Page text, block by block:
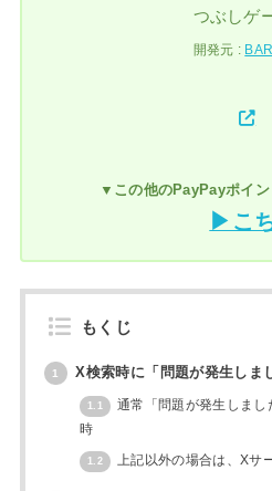
つぶしゲ
開発元 :
▼この他のPayPayポイン
▶こ
もくじ
1 X検索時に「問題が発生しま
1.1
通常「問題が発生しま
時
1.2 上記以外の場合は、Xサ